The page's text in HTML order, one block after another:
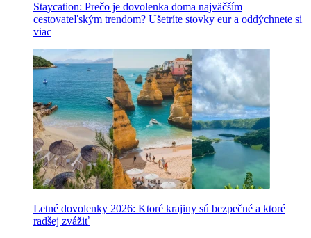
Staycation: Prečo je dovolenka doma najväčším
cestovateľským trendom? Ušetríte stovky eur a oddýchnete si
viac
Letné dovolenky 2026: Ktoré krajiny sú bezpečné a ktoré
radšej zvážiť